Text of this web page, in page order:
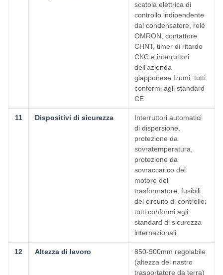
scatola elettrica di
controllo indipendente
dal condensatore, relè
OMRON, contattore
CHNT, timer di ritardo
CKC e interruttori
dell'azienda
giapponese Izumi: tutti
conformi agli standard
CE
11 Dispositivi di sicurezza
Interruttori automatici
di dispersione,
protezione da
sovratemperatura,
protezione da
sovraccarico del
motore del
trasformatore, fusibili
del circuito di controllo:
tutti conformi agli
standard di sicurezza
internazionali
12 Altezza di lavoro
850-900mm regolabile
(altezza del nastro
trasportatore da terra)